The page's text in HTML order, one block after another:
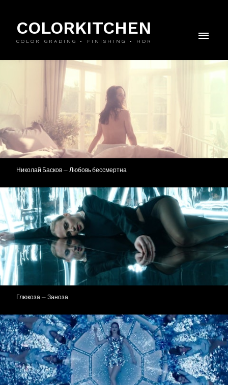
COLORKITCHEN
COLOR GRADING • FINISHING • HDR
Николай Басков — Любовь бессмертна
Глюкоза — Заноза